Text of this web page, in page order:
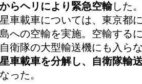
らヘリにより緊急空輸した
車載車については、東京都
への空輸を実施。空輸する
衛隊の大型輸送機にも入ら
車載車を分解し、自衛隊輸
った。